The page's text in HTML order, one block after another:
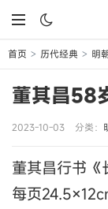
首页 > 历代经典 > 明
董其昌58
2023-10-03 分类：
董其昌行书《
每页